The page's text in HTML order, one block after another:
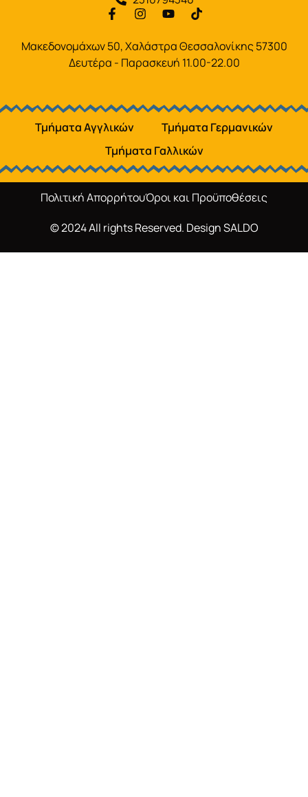
Μακεδονομάχων 50, Χαλάστρα Θεσσαλονίκης 57300
Δευτέρα - Παρασκευή 11.00-22.00
Τμήματα Αγγλικών
Τμήματα Γερμανικών
Τμήματα Γαλλικών
Πολιτική ΑπορρήτουΌροι και Προϋποθέσεις
© 2024 All rights Reserved. DesignSALDO